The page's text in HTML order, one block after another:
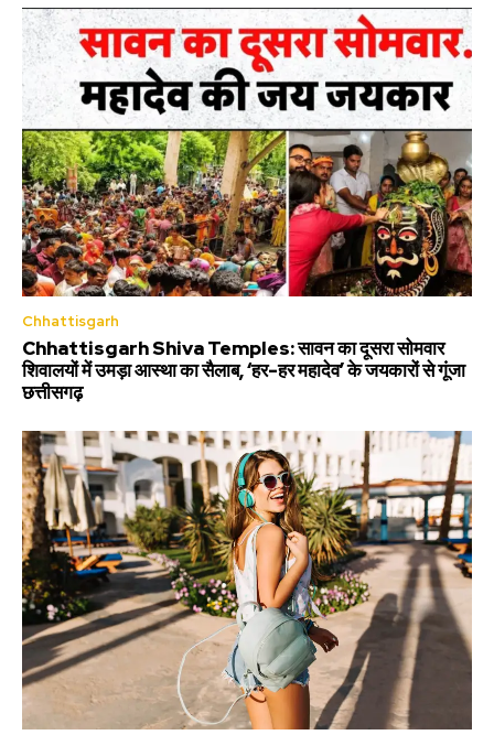
Chhattisgarh
Chhattisgarh Shiva Temples: सावन का दूसरा सोमवार
शिवालयों में उमड़ा आस्था का सैलाब, ‘हर-हर महादेव’ के जयकारों से गूंजा
छत्तीसगढ़